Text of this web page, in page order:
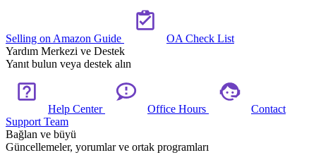
Selling on Amazon Guide
OA Check List
Yardım Merkezi ve Destek
Yanıt bulun veya destek alın
Help Center Office Hours
Contact
Support Team
Bağlan ve büyü
Güncellemeler, yorumlar ve ortak programları